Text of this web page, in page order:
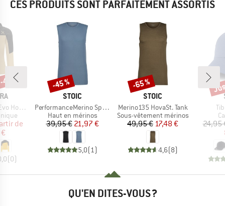
CES PRODUITS SONT PARFAITEMENT ASSORTIS
Maglia
réduit
de
(0)
%
MARQUE
STOIC
Article
PerformanceMerino SpikenSt. Tank
Product group
Haut en mérinos
Prix
39,95 €Prix réduit
21,97 €
5,0(1 )
Remise
-45 %
MARQUE
STOIC
Article
Merino135 HovaSt. Tank
Product group
Sous-vêtement mérinos
Prix
49,95 €Prix réduit
17,48 €
4,6(8)
Remise
-65 %
24,95
QU'EN DITES-VOUS ?